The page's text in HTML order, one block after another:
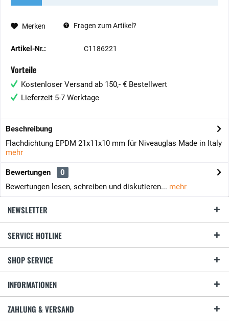
Merken Fragen zum Artikel?
Artikel-Nr.: C1186221
Vorteile
Kostenloser Versand ab 150,- € Bestellwert
Lieferzeit 5-7 Werktage
Beschreibung
Flachdichtung EPDM 21x11x10 mm für Niveauglas Made in Italy
mehr
Bewertungen
0
Bewertungen lesen, schreiben und diskutieren... mehr
NEWSLETTER
SERVICE HOTLINE
SHOP SERVICE
INFORMATIONEN
ZAHLUNG & VERSAND